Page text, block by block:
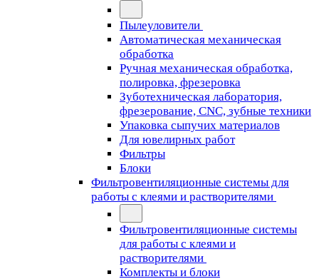
Пылеуловители
Автоматическая механическая
обработка
Ручная механическая обработка,
полировка, фрезеровка
Зуботехническая лаборатория,
фрезерование, CNC, зубные техники
Упаковка сыпучих материалов
Для ювелирных работ
Фильтры
Блоки
Фильтровентиляционные системы для
работы с клеями и растворителями
Фильтровентиляционные системы
для работы с клеями и
растворителями
Комплекты и блоки